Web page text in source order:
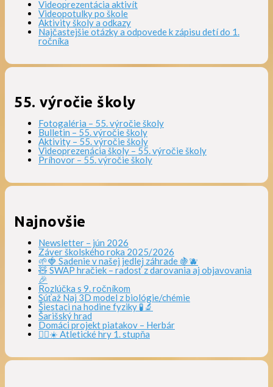
Videoprezentácia aktivít
Videopotulky po škole
Aktivity školy a odkazy
Najčastejšie otázky a odpovede k zápisu detí do 1.
ročníka
55. výročie školy
Fotogaléria – 55. výročie školy
Bulletin – 55. výročie školy
Aktivity – 55. výročie školy
Videoprezenácia školy – 55. výročie školy
Príhovor – 55. výročie školy
Najnovšie
Newsletter – jún 2026
Záver školského roka 2025/2026
🌱🍓 Sadenie v našej jedlej záhrade 🍇🫐
🧸 SWAP hračiek – radosť z darovania aj objavovania
🎉
Rozlúčka s 9. ročníkom
Súťaž Naj 3D model z biológie/chémie
Šiestaci na hodine fyziky 🧪🔬
Šarišský hrad
Domáci projekt piatakov – Herbár
🏃‍♀️☀️ Atletické hry 1. stupňa